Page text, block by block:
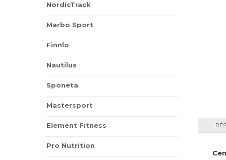
NordicTrack
Marbo Sport
Finnlo
Nautilus
Sponeta
Mastersport
Element Fitness
Pro Nutrition